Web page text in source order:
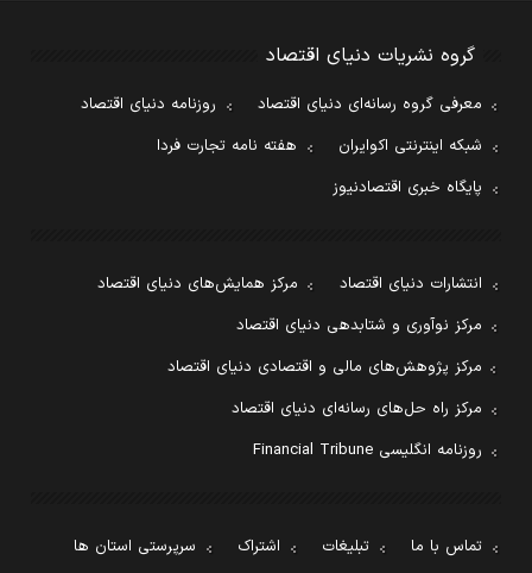
گروه نشریات دنیای اقتصاد
معرفی گروه رسانه‌ای دنیای اقتصاد
روزنامه دنیای اقتصاد
شبکه اینترنتی اکوایران
هفته نامه تجارت فردا
پایگاه خبری اقتصادنیوز
انتشارات دنیای اقتصاد
مرکز همایش‌های دنیای اقتصاد
مرکز نوآوری و شتابدهی دنیای اقتصاد
مرکز پژوهش‌های مالی و اقتصادی دنیای اقتصاد
مرکز راه حل‌های رسانه‌ای دنیای اقتصاد
روزنامه انگلیسی Financial Tribune
تماس با ما تبلیغات اشتراک سرپرستی استان ها